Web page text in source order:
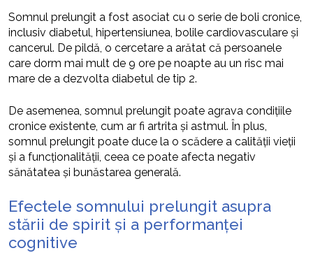
Somnul prelungit a fost asociat cu o serie de boli cronice,
inclusiv diabetul, hipertensiunea, bolile cardiovasculare și
cancerul. De pildă, o cercetare a arătat că persoanele
care dorm mai mult de 9 ore pe noapte au un risc mai
mare de a dezvolta diabetul de tip 2.
De asemenea, somnul prelungit poate agrava condițiile
cronice existente, cum ar fi artrita și astmul. În plus,
somnul prelungit poate duce la o scădere a calității vieții
și a funcționalității, ceea ce poate afecta negativ
sănătatea și bunăstarea generală.
Efectele somnului prelungit asupra
stării de spirit și a performanței
cognitive